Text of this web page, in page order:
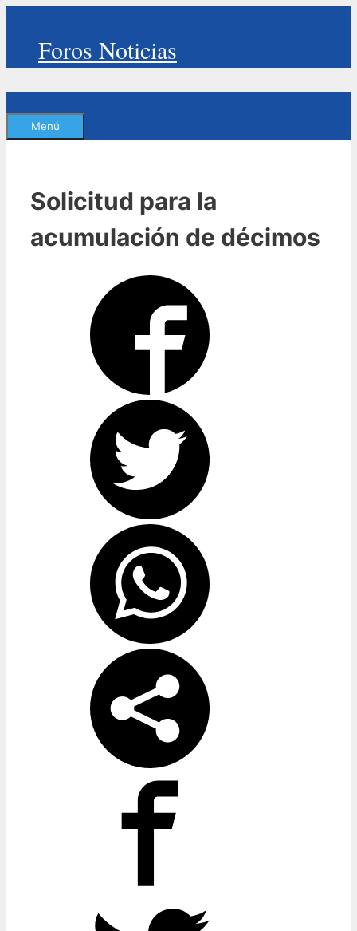
contenidoForos Noticias
Menú
Solicitud para la
acumulación de décimos